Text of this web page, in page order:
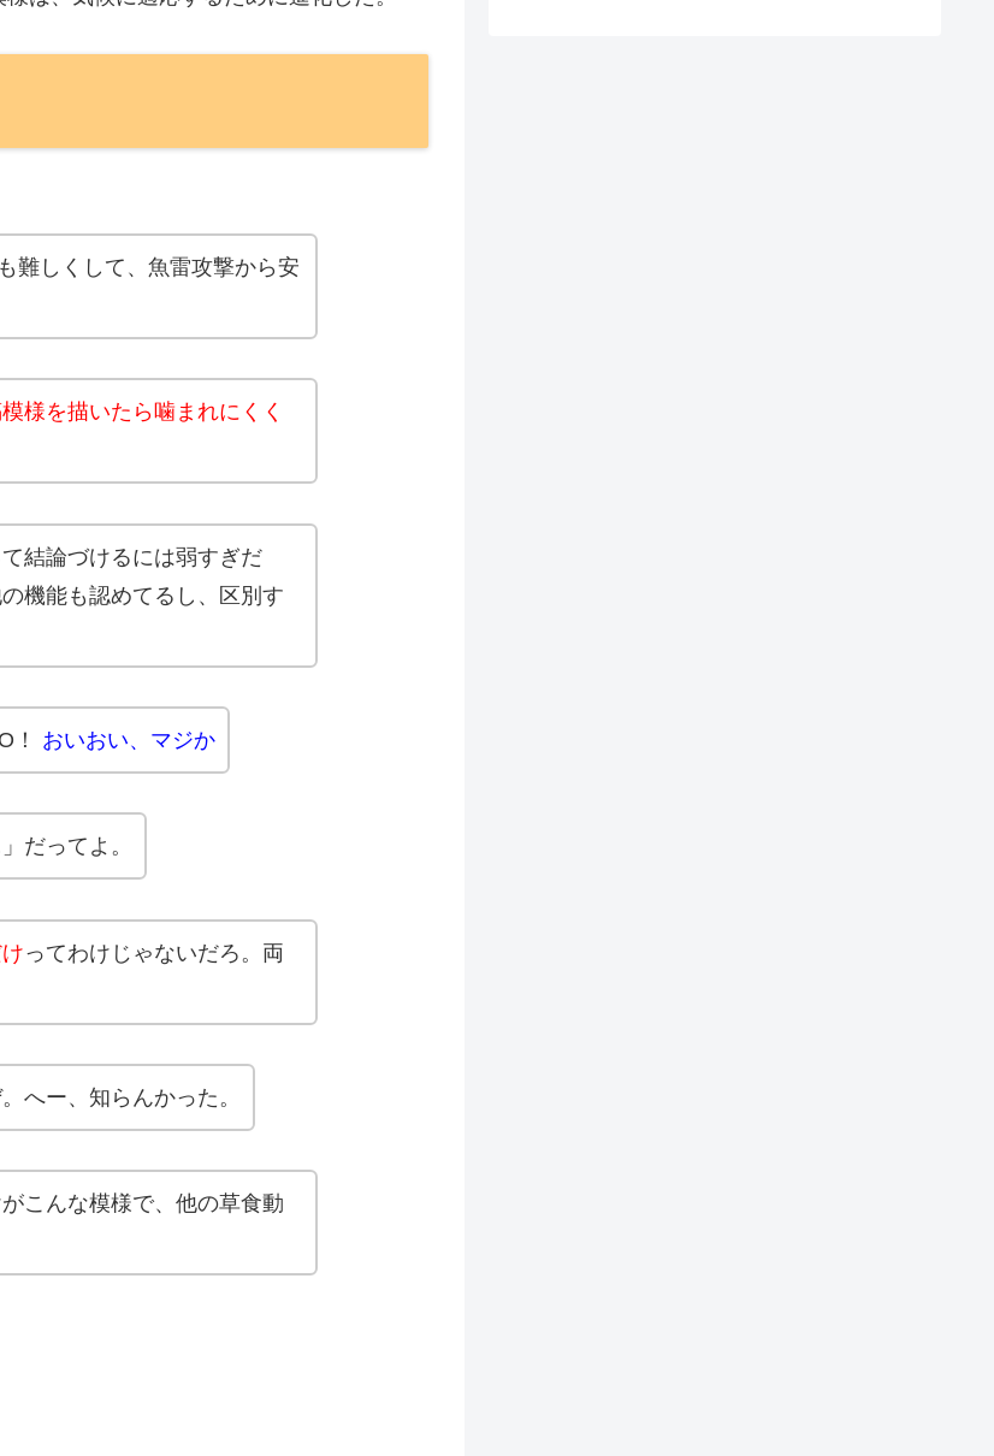
難しくして、魚雷攻撃から安
様を描いたら噛まれにくく
結論づけるには弱すぎだ
機能も認めてるし、区別す
！ おいおい、マジか
だってよ。
ってわけじゃないだろ。両
へー、知らんかった。
こんな模様で、他の草食動